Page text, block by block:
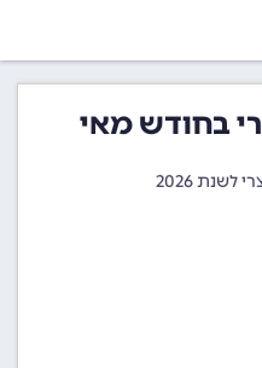
בחודש מאי
2026